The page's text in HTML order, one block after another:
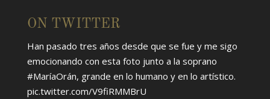
ON TWITTER
Han pasado tres años desde que se fue y me sigo
emocionando con esta foto junto a la soprano
#MaríaOrán, grande en lo humano y en lo artístico.
pic.twitter.com/V9fiRMMBrU